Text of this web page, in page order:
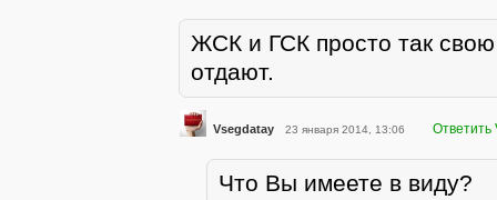
ЖСК и ГСК просто так
отдают.
Vsegdatay 23 января 2014, 13:06 Ответить
Что Вы имеете в виду?